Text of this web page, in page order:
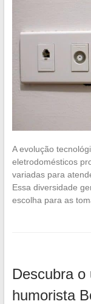
A evolução
eletrodomésticos
variadas para
Essa diversidade
escolha para as
Descubra o
humorista